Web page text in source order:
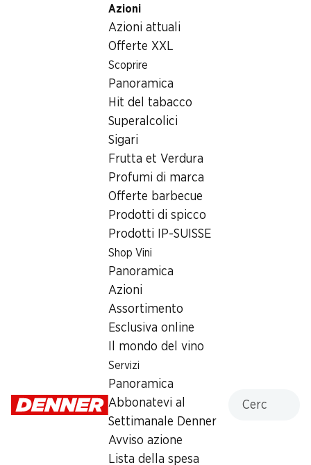
Azioni
Azioni attuali
Offerte XXL
Scoprire
Panoramica
Hit del tabacco
Superalcolici
Sigari
Frutta et Verdura
Profumi di marca
Offerte barbecue
Prodotti di spicco
Prodotti IP-SUISSE
Shop Vini
Panoramica
Azioni
Assortimento
Esclusiva online
Il mondo del vino
Servizi
Panoramica
Abbonatevi al
Settimanale Denner
Avviso azione
Lista della spesa
Articoli non alimentari
Cibo per gatti Pollo con piselli e olio di sesamo bio Winston
Cibo per gatti Pollo con piselli e
olio di sesamo bio Winston
senza aggiunti di zuccheri e cereali, 100 g
1030343